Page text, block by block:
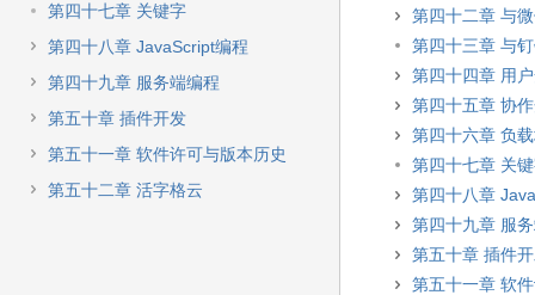
第四十七章 关键字
第四十八章 JavaScript编程
第四十九章 服务端编程
第五十章 插件开发
第五十一章 软件许可与版本历史
第五十二章 活字格云
第四十二章 与
第四十三章 与
第四十四章 用
第四十五章 协
第四十六章 负
第四十七章 关
第四十八章
第四十九章 服
第五十章 插件
第五十一章 软